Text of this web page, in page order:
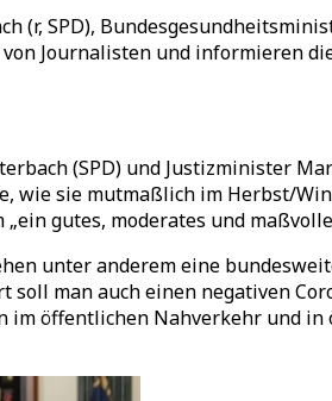
(r, SPD),
Journalisten und informieren
(SPD) und Justizminister
wie sie mutmaßlich im Herbst/
„ein gutes, moderates und
unter anderem eine
man auch einen negativen
im öffentlichen Nahverkehr und